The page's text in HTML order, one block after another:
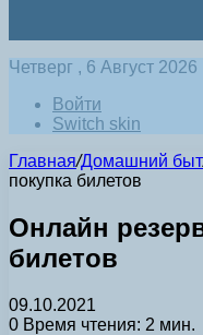
Четверг , 6 Август 2026
Войти
Switch skin
Главная/Домашний быт
покупка билетов
Онлайн
билетов
09.10.2021
0 Время чтения: 2 мин.